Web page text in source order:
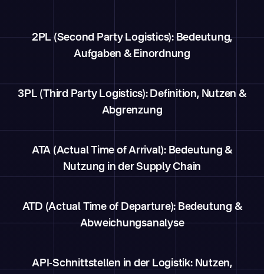
2PL (Second Party Logistics): Bedeutung,
Aufgaben & Einordnung
3PL (Third Party Logistics): Definition, Nutzen &
Abgrenzung
ATA (Actual Time of Arrival): Bedeutung &
Nutzung in der Supply Chain
ATD (Actual Time of Departure): Bedeutung &
Abweichungsanalyse
API-Schnittstellen in der Logistik: Nutzen,